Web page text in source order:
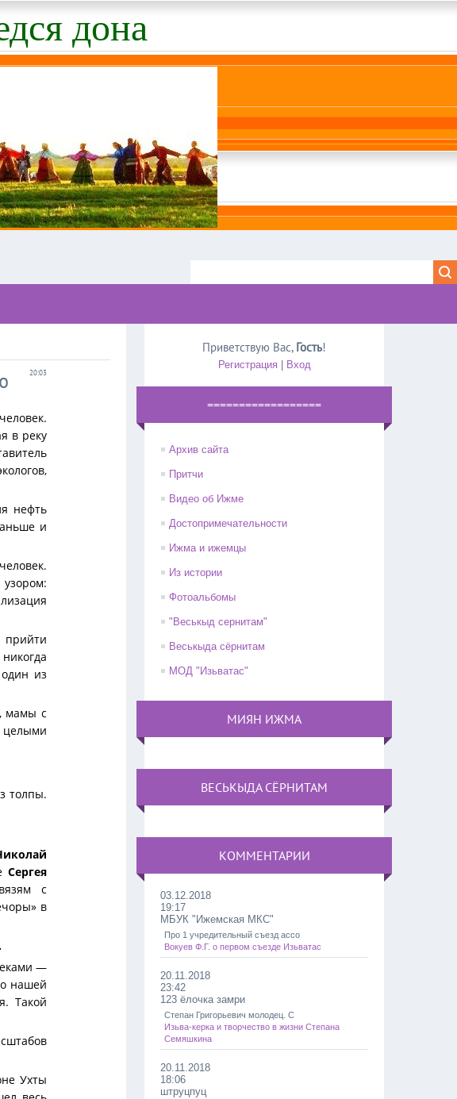
дона
20:03
в реку
нефть
и
из
мамы с
толпы.
Сергея
с
в
—
нашей
Такой
Ухты
Приветствую Вас, Гость!
Регистрация| Вход
==================
Архив сайта
Притчи
Видео об Ижме
Достопримечательности
Ижма и ижемцы
Из истории
Фотоальбомы
"Веськыд сернитам"
Веськыда сёрнитам
МОД "Изьватас"
МИЯН ИЖМА
ВЕСЬКЫДА СЁРНИТАМ
КОММЕНТАРИИ
03.12.2018
19:17
МБУК "Ижемская МКС"
Про 1 учредительный съезд ассо
Вокуев Ф.Г. о первом съезде Изьватас
20.11.2018
23:42
123 ёлочка замри
Степан Григорьевич молодец. С
Изьва-керка и творчество в жизни Степана
Семяшкина
20.11.2018
18:06
штруцпуц